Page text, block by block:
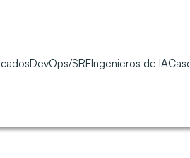
DevOps/SREIngenieros de IA